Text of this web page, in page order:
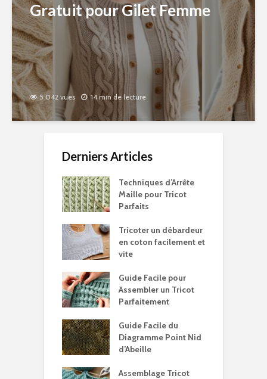
Gratuit pour Gilet Femme
5 042 vues 14 min de lecture
Derniers Articles
Techniques d’Arrête
Maille pour Tricot
Parfaits
Tricoter un débardeur
en coton facilement et
vite
Guide Facile pour
Assembler un Tricot
Parfaitement
Guide Facile du
Diagramme Point Nid
d’Abeille
Assemblage Tricot